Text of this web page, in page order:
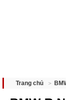
Trang chủ